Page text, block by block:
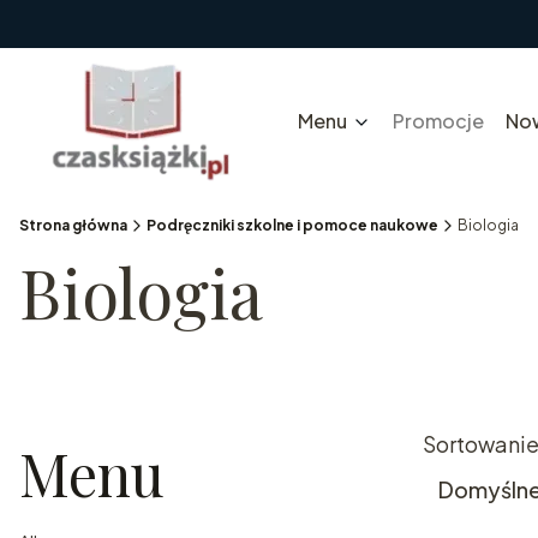
Menu Promocje
Strona główna Podręczniki szkolne i pomoce naukowe Biologia
Biologia
Menu